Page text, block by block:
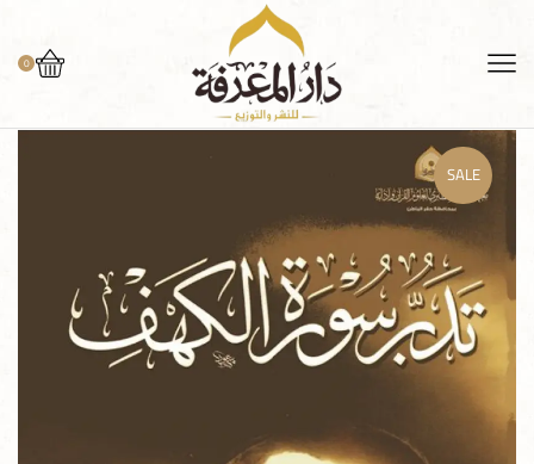
0
SALE